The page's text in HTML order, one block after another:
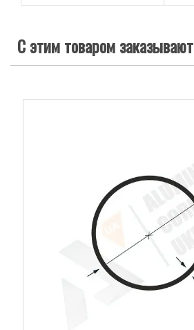
С этим товаром заказывают